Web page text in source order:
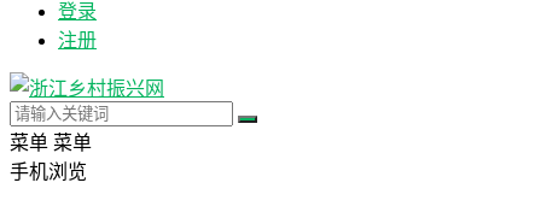
登录
注册
菜单 菜单
手机浏览